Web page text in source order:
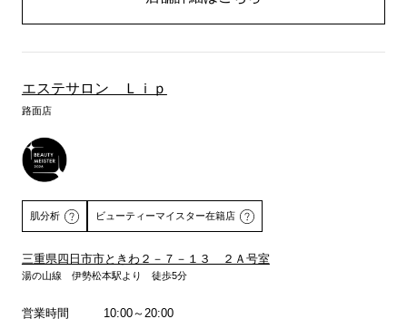
エステサロン Ｌｉｐ
路面店
肌分析 ビューティーマイスター在籍店
三重県四日市市ときわ２－７－１３ ２Ａ号室
湯の山線 伊勢松本駅より 徒歩5分
営業時間
10:00～20:00